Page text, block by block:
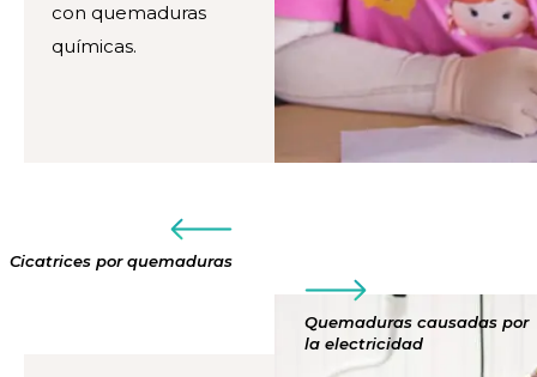
con quemaduras
químicas.
Cicatrices por quemaduras
Quemaduras causadas por
la electricidad